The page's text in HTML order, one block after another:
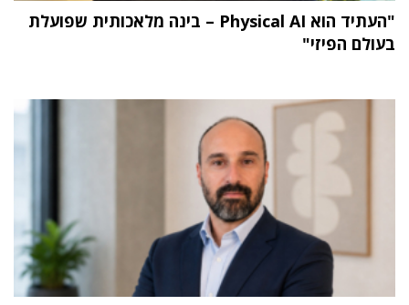
"העתיד הוא Physical AI – בינה מלאכותית שפועלת
בעולם הפיזי"